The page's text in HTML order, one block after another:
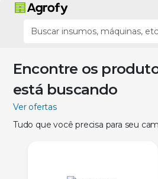
Encontre os
está buscando
Ver ofertas
Tudo que você precisa para seu